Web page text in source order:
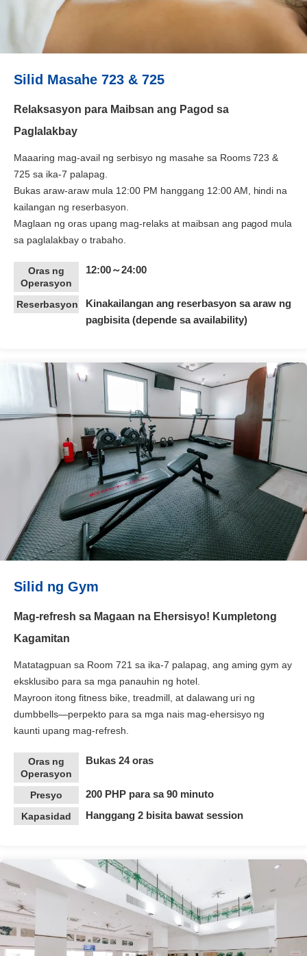
Silid Masahe 723 & 725
Relaksasyon para Maibsan ang Pagod sa
Paglalakbay
Maaaring mag-avail ng serbisyo ng masahe sa Rooms 723 &
725 sa ika-7 palapag.
Bukas araw-araw mula 12:00 PM hanggang 12:00 AM, hindi na
kailangan ng reserbasyon.
Maglaan ng oras upang mag-relaks at maibsan ang pagod mula
sa paglalakbay o trabaho.
Oras ng
Operasyon
12:00～24:00
Reserbasyon
Kinakailangan ang reserbasyon sa araw ng
pagbisita (depende sa availability)
Silid ng Gym
Mag-refresh sa Magaan na Ehersisyo! Kumpletong
Kagamitan
Matatagpuan sa Room 721 sa ika-7 palapag, ang aming gym ay
eksklusibo para sa mga panauhin ng hotel.
Mayroon itong fitness bike, treadmill, at dalawang uri ng
dumbbells—perpekto para sa mga nais mag-ehersisyo ng
kaunti upang mag-refresh.
Oras ng
Operasyon
Bukas 24 oras
Presyo 200 PHP para sa 90 minuto
Kapasidad Hanggang 2 bisita bawat session